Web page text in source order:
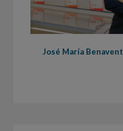
José María Benavent